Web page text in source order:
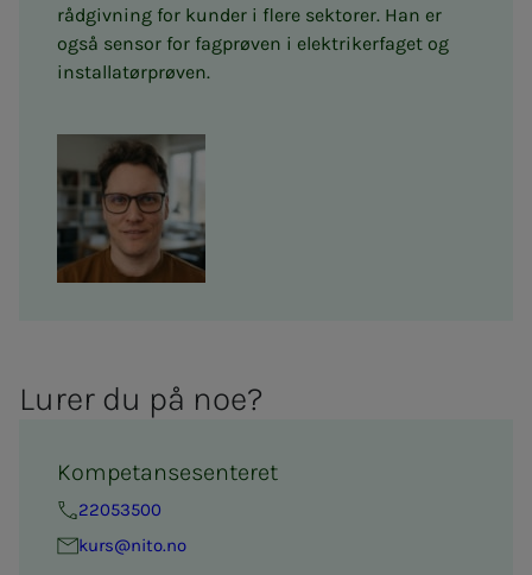
rådgivning for kunder i flere sektorer. Han er
også sensor for fagprøven i elektrikerfaget og
installatørprøven.
Lu­­­rer du på noe?
Kompetansesenteret
22053500
kurs@nito.no